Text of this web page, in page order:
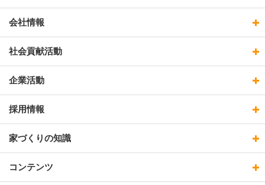
会社情報
社会貢献活動
企業活動
採用情報
家づくりの知識
コンテンツ